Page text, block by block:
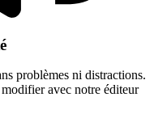
problèmes ni distractions.
avec notre éditeur